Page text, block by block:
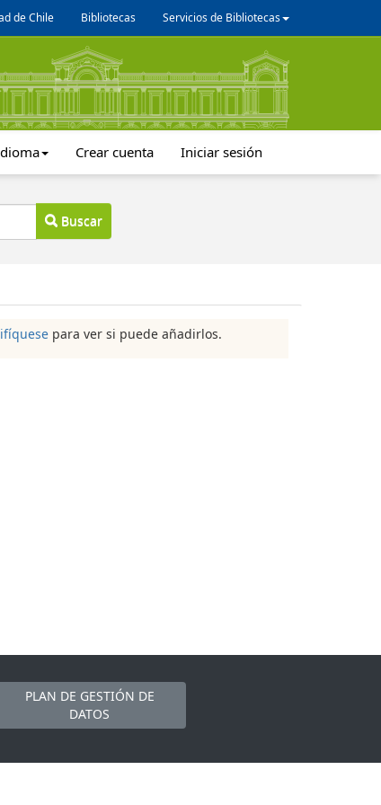
de Chile Bibliotecas Servicios de Bibliotecas
Crear cuenta Iniciar sesión
Buscar
para ver si puede añadirlos.
PLAN DE GESTIÓN DE
DATOS